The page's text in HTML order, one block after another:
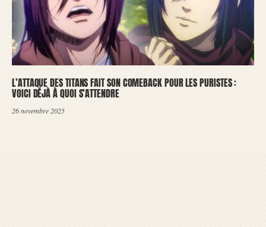
L’ATTAQUE DES TITANS FAIT SON COMEBACK POUR LES PURISTES :
VOICI DÉJÀ À QUOI S’ATTENDRE
26 novembre 2025